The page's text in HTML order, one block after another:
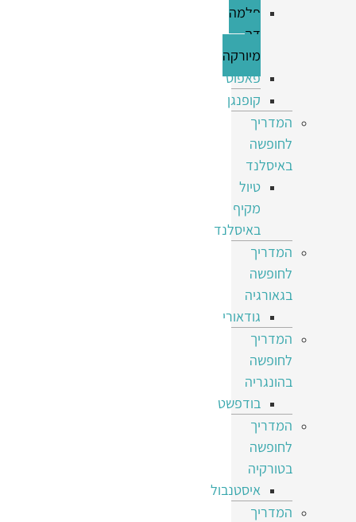
פלמה
דה
מיורקה
פאפוס
קופנגן
המדריך
לחופשה
באיסלנד
טיול
מקיף
באיסלנד
המדריך
לחופשה
בגאורגיה
גודאורי
המדריך
לחופשה
בהונגריה
בודפשט
המדריך
לחופשה
בטורקיה
איסטנבול
המדריך